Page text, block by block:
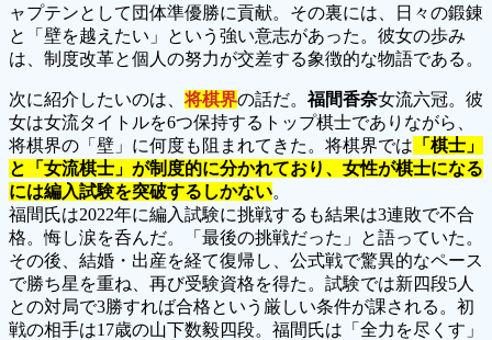
ャプテンとして団体準優勝に貢献。その裏には、日々の鍛錬
と「壁を越えたい」という強い意志があった。彼女の歩み
は、制度改革と個人の努力が交差する象徴的な物語である。
次に紹介したいのは、将棋界の話だ。福間香奈女流六冠。彼
女は女流タイトルを6つ保持するトップ棋士でありながら、
将棋界の「壁」に何度も阻まれてきた。将棋界では 「棋士」
と「女流棋士」が制度的に分かれており、女性が棋士になる
には編入試験を突破するしかない。
福間氏は2022年に編入試験に挑戦するも結果は3連敗で不合
格。悔し涙を呑んだ。「最後の挑戦だった」と語っていた。
その後、結婚・出産を経て復帰し、公式戦で驚異的なペース
で勝ち星を重ね、再び受験資格を得た。試験では新四段5人
との対局で3勝すれば合格という厳しい条件が課される。初
戦の相手は17歳の山下数毅四段。福間氏は「全力を尽くす」